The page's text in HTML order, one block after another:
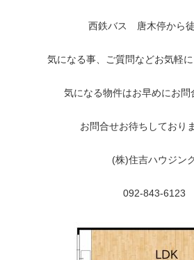
西鉄バス 唐木停から
気になる事、ご質問などお気軽に
気になる物件はお早めにお問
お問合せお待ちしており
(株)住吉ハウジン
092-843-6123